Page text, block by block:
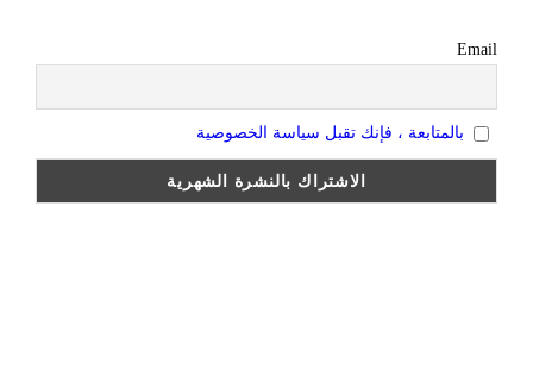
Email
بالمتابعة ، فإنك تقبل سياسة الخصوصية